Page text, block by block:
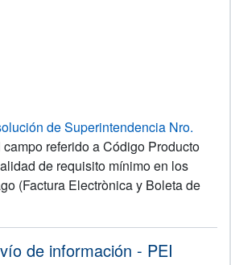
de Superintendencia Nro.
campo referido a Código Producto
de requisito mínimo en los
(Factura Electrònica y Boleta de
de información - PEI